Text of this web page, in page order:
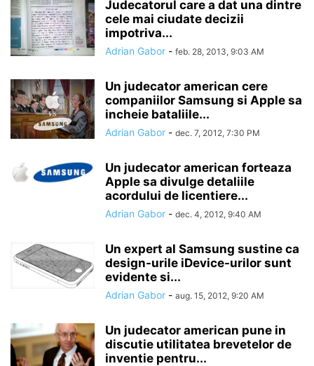
Judecatorul care a dat una dintre
cele mai ciudate decizii
impotriva...
Adrian Gabor - feb. 28, 2013, 9:03 AM
Un judecator american cere
companiilor Samsung si Apple sa
incheie bataliile...
Adrian Gabor - dec. 7, 2012, 7:30 PM
Un judecator american forteaza
Apple sa divulge detaliile
acordului de licentiere...
Adrian Gabor - dec. 4, 2012, 9:40 AM
Un expert al Samsung sustine ca
design-urile iDevice-urilor sunt
evidente si...
Adrian Gabor - aug. 15, 2012, 9:20 AM
Un judecator american pune in
discutie utilitatea brevetelor de
inventie pentru...